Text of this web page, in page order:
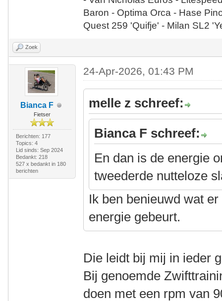
Baron - Optima Orca - Hase
Quest 259 'Quifje' - Milan SL2
Zoek
Bianca F
Fietser
Berichten: 177
Topics: 4
Lid sinds: Sep 2024
Bedankt: 218
527 x bedankt in 180
berichten
24-Apr-2026, 01:43 PM
melle z schreef:
Bianca F schreef:
En dan is de energie
tweederde nutteloze
Ik ben benieuwd wat
energie gebeurt.
Die leidt bij mij in ieder
Bij genoemde
doen met een rpm van